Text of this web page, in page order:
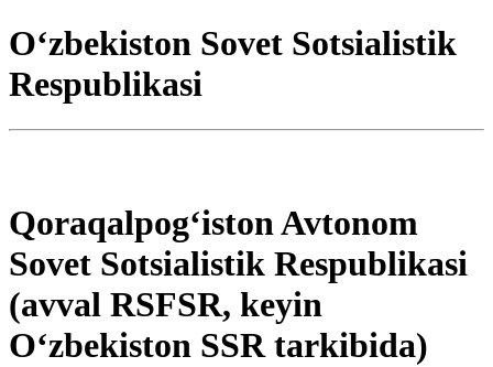
Oʻzbekiston Sovet Sotsialistik
Respublikasi
Qoraqalpogʻiston Avtonom
Sovet Sotsialistik Respublikasi
(avval RSFSR, keyin
Oʻzbekiston SSR tarkibida)